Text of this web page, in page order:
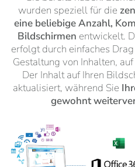
wurden speziell für die
eine beliebige Anzahl,
Bildschirmen entwickelt.
erfolgt durch einfaches
Gestaltung von Inhalten,
Der Inhalt auf Ihren
aktualisiert, während Sie
gewohnt